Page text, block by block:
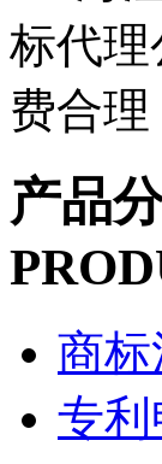
产品
商
专